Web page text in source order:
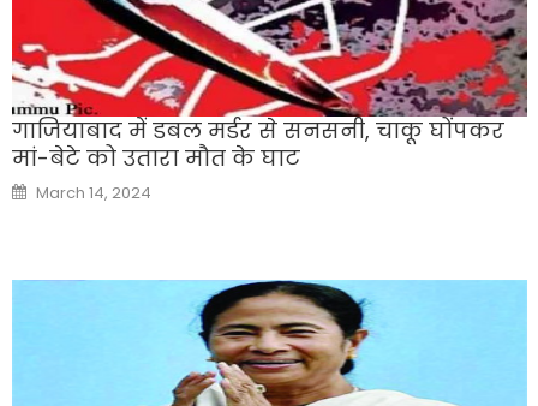
गाजियाबाद में डबल मर्डर से सनसनी, चाकू घोंपकर
मां-बेटे को उतारा मौत के घाट
Posted
on
March 14, 2024